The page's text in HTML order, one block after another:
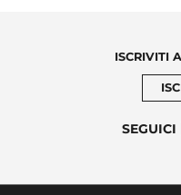
ISCRIVITI
SEGUICI